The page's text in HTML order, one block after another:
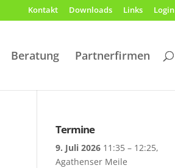
Kontakt Downloads Links Login
Beratung Partnerfirmen
Termine
9. Juli 2026 11:35 – 12:25,
Agathenser Meile